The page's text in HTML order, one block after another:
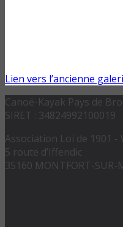
Lien vers l’ancienne
Canoë-Kayak Pays de
SIRET : 34824992100019
Association Loi de 1901 -
5 route d’Iffendic
35160 MONTFORT-SUR-